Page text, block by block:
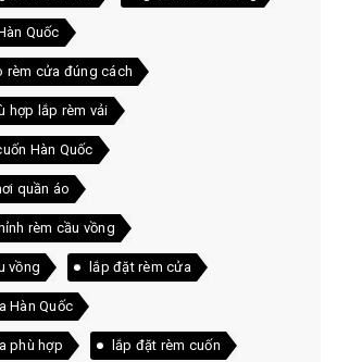
Quốc
rèm cửa đúng cách
hợp lắp rèm vải
Hàn Quốc
quần áo
rèm cầu vồng
vồng lắp đặt rèm cửa
Hàn Quốc
phù hợp lắp đặt rèm cuốn